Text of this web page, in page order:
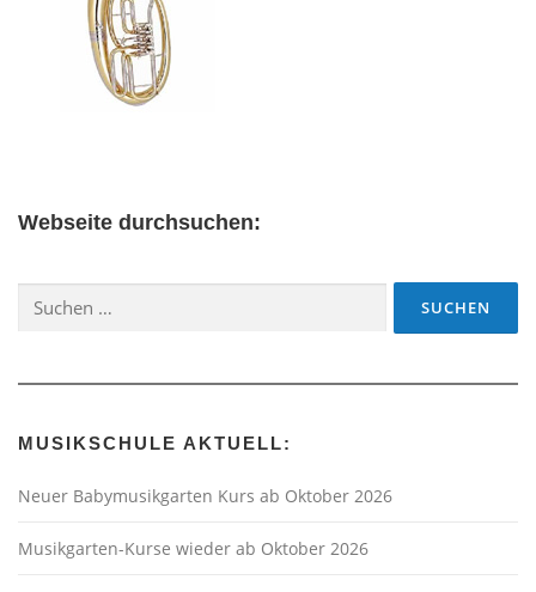
Webseite durchsuchen:
nach:
MUSIKSCHULE AKTUELL:
Neuer Babymusikgarten Kurs ab Oktober 2026
Musikgarten-Kurse wieder ab Oktober 2026